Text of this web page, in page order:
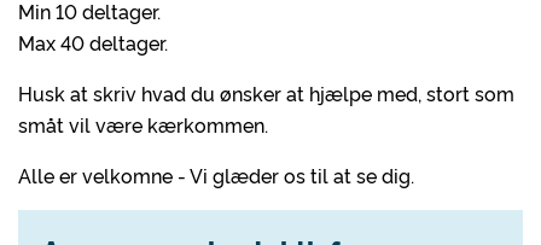
Min 10 deltager.
Max 40 deltager.
Husk at skriv hvad du ønsker at hjælpe med, stort som
småt vil være kærkommen.
Alle er velkomne - Vi glæder os til at se dig.